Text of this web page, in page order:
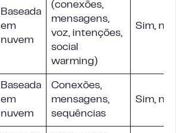
Baseada
em
nuvem
(conexões,
mensagens,
voz, intenções,
social
warming)
Sim,
Baseada
em
nuvem
Conexões,
mensagens,
sequências
Sim,